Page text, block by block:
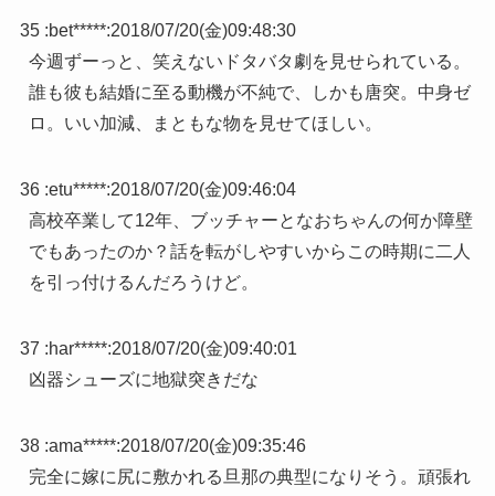
35 :bet*****:2018/07/20(金)09:48:30
今週ずーっと、笑えないドタバタ劇を見せられている。
誰も彼も結婚に至る動機が不純で、しかも唐突。中身ゼ
ロ。いい加減、まともな物を見せてほしい。
36 :etu*****:2018/07/20(金)09:46:04
高校卒業して12年、ブッチャーとなおちゃんの何か障壁
でもあったのか？話を転がしやすいからこの時期に二人
を引っ付けるんだろうけど。
37 :har*****:2018/07/20(金)09:40:01
凶器シューズに地獄突きだな
38 :ama*****:2018/07/20(金)09:35:46
完全に嫁に尻に敷かれる旦那の典型になりそう。頑張れ